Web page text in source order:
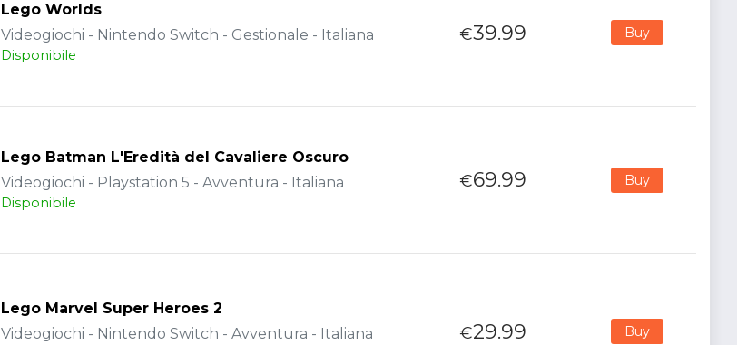
Lego Worlds
Videogiochi - Nintendo Switch - Gestionale - Italiana
Disponibile
€39.99 Buy
Lego Batman L'Eredità del Cavaliere Oscuro
Videogiochi - Playstation 5 - Avventura - Italiana
Disponibile
€69.99 Buy
Lego Marvel Super Heroes 2
Videogiochi - Nintendo Switch - Avventura - Italiana
€29.99 Buy